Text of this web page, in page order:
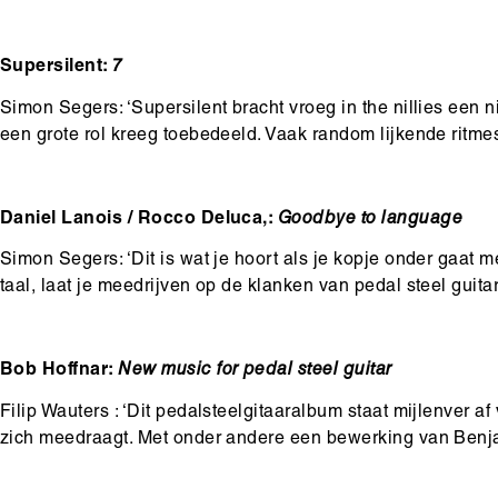
Supersilent: 7
Simon Segers: ‘Supersilent bracht vroeg in the nillies
een grote rol kreeg toebedeeld. Vaak random lijkende
Daniel Lanois / Rocco Deluca,: Goodbye to language
Simon Segers: ‘Dit is wat je hoort als je kopje onder gaat
taal, laat je meedrijven op de klanken van pedal steel
Bob Hoffnar:New music for pedal steel guitar
Filip Wauters : ‘Dit pedalsteelgitaaralbum staat mijlenver
zich meedraagt. Met onder andere een bewerking van